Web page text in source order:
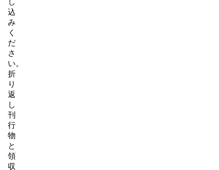
し
込
み
く
だ
さ
い。
折
り
返
し
刊
行
物
と
領
収